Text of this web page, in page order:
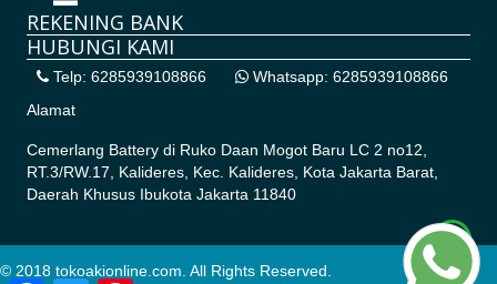
REKENING BANK
HUBUNGI KAMI
Telp: 6285939108866
Whatsapp: 6285939108866
Alamat
Cemerlang Battery di Ruko Daan Mogot Baru LC 2 no12,
RT.3/RW.17, Kalideres, Kec. Kalideres, Kota Jakarta Barat,
Daerah Khusus Ibukota Jakarta 11840
© 2018 tokoakionline.com. All Rights Reserved.